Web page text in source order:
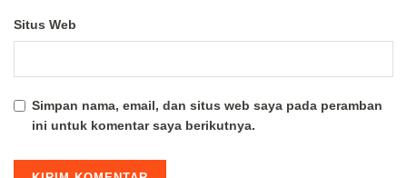
Situs Web
Simpan nama, email, dan situs web saya pada peramban
ini untuk komentar saya berikutnya.